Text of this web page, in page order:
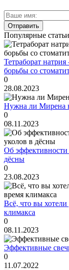
Популярные статьи
Тетраборат
борьбы со
0
28.08.2023
Нужна ли Мирена
0
08.11.2023
Об эффективности
дёсны
0
23.08.2023
Всё, что вы
климакса
0
08.11.2023
Эффективные
0
11.07.2022